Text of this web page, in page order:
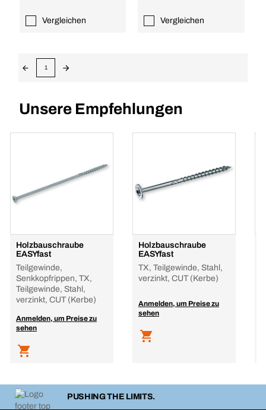
Vergleichen Vergleichen
1
Unsere Empfehlungen
Holzbauschraube
EASYfast
Teilgewinde,
Senkkopfrippen, TX,
Teilgewinde, Stahl,
verzinkt, CUT (Kerbe)
Anmelden, um Preise zu
sehen
Holzbauschraube
EASYfast
TX, Teilgewinde, Stahl,
verzinkt, CUT (Kerbe)
Anmelden, um Preise zu
sehen
PUSHING THE LIMITS.